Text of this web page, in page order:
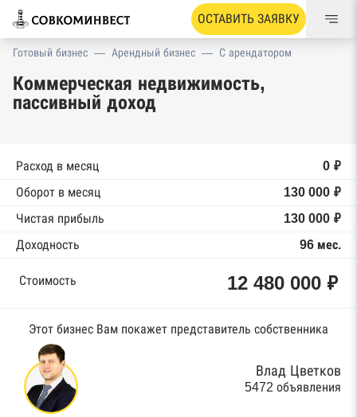
ОСТАВИТЬ ЗАЯВКУ
Готовый бизнес — Арендный бизнес — С арендатором
Коммерческая недвижимость,
пассивный доход
Расход в месяц
0 ₽
Оборот в месяц
130 000 ₽
Чистая прибыль
130 000 ₽
Доходность
96 мес.
Стоимость 12 480 000 ₽
Этот бизнес Вам покажет представитель собственника
Влад Цветков
5472 объявления